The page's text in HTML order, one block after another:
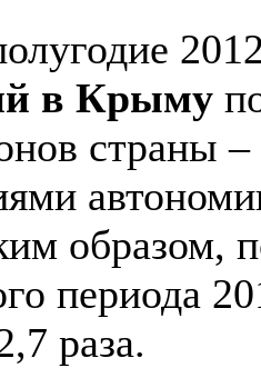
в Крыму
страны
образом,
периода
раза.